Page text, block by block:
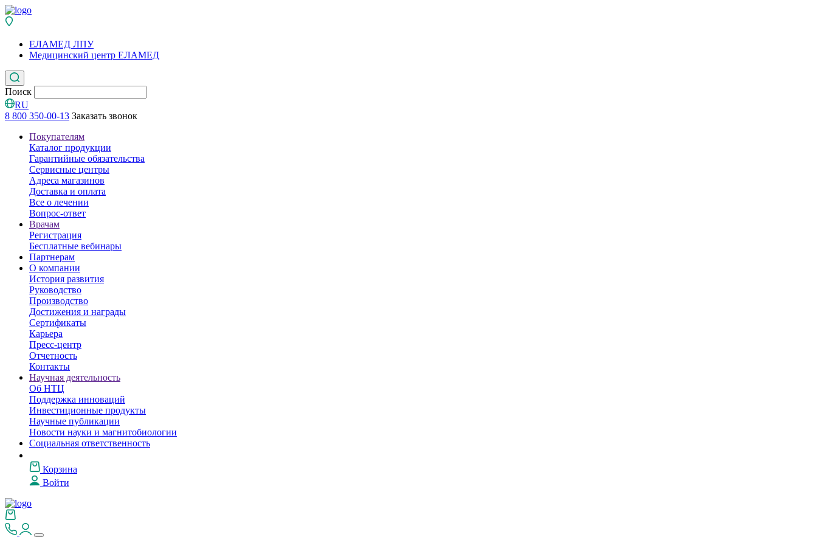
ЕЛАМЕД ЛПУ
Медицинский центр ЕЛАМЕД
Поиск
RU
8 800 350-00-13 Заказать звонок
Покупателям
Каталог продукции
Гарантийные обязательства
Сервисные центры
Адреса магазинов
Доставка и оплата
Все о лечении
Вопрос-ответ
Врачам
Регистрация
Бесплатные вебинары
Партнерам
О компании
История развития
Руководство
Производство
Достижения и награды
Сертификаты
Карьера
Пресс-центр
Отчетность
Контакты
Научная деятельность
Об НТЦ
Поддержка инноваций
Инвестиционные продукты
Научные публикации
Новости науки и магнитобиологии
Социальная ответственность
Корзина
Войти